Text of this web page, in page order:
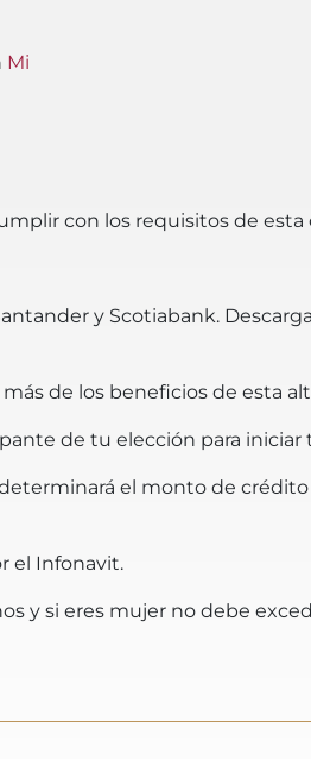
Mi
con los requisitos de
y Scotiabank.
de los beneficios de esta
de tu elección para iniciar
el monto de
el Infonavit.
y si eres mujer no debe